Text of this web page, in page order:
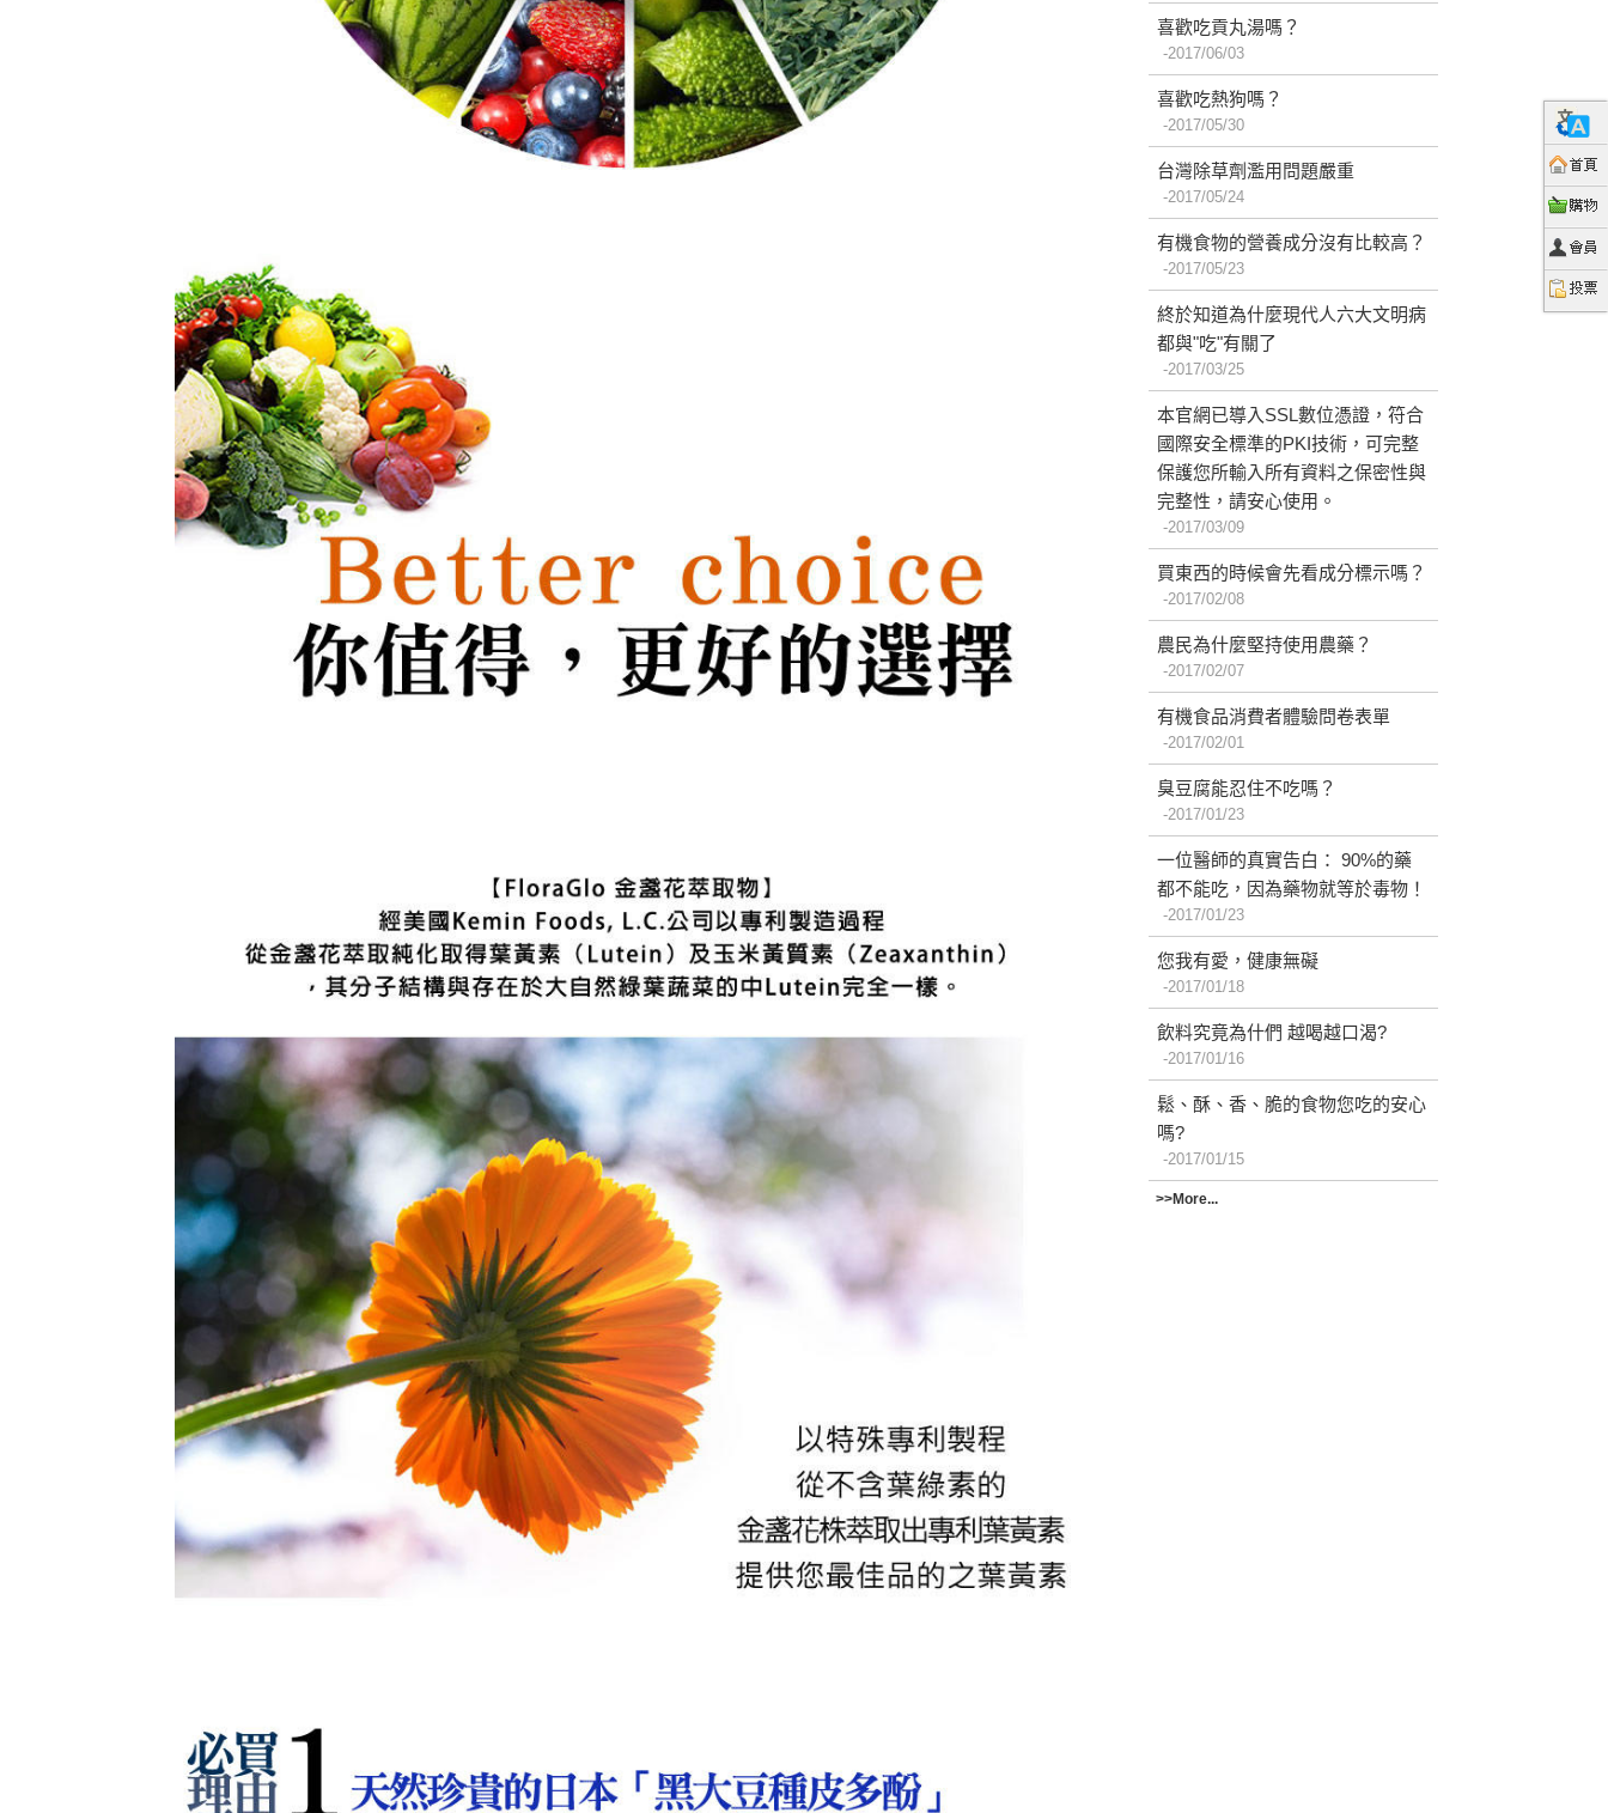
喜歡吃貢丸湯嗎？
2017/06/03
喜歡吃熱狗嗎？
2017/05/30
台灣除草劑濫用問題嚴重
2017/05/24
有機食物的營養成分沒有比較高？
2017/05/23
終於知道為什麼現代人六大文明病
都與"吃"有關了
2017/03/25
本官網已導入SSL數位憑證，符合
國際安全標準的PKI技術，可完整
保護您所輸入所有資料之保密性與
完整性，請安心使用。
2017/03/09
買東西的時候會先看成分標示嗎？
2017/02/08
農民為什麼堅持使用農藥？
2017/02/07
有機食品消費者體驗問卷表單
2017/02/01
臭豆腐能忍住不吃嗎？
2017/01/23
一位醫師的真實告白： 90%的藥
都不能吃，因為藥物就等於毒物！
2017/01/23
您我有愛，健康無礙
2017/01/18
飲料究竟為什們 越喝越口渴?
2017/01/16
鬆、酥、香、脆的食物您吃的安心
嗎?
2017/01/15
>>More...